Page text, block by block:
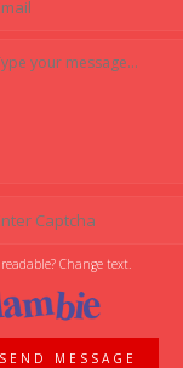
Change text.
SEND MESSAGE